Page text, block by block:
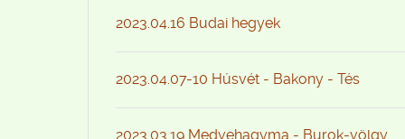
2023.04.16 Budai hegyek
2023.04.07-10 Húsvét - Bakony - Tés
2023.03.19 Medvehagyma - Burok-völgy